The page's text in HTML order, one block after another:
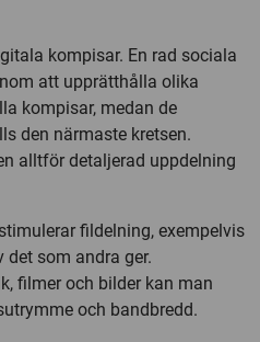
kompisar. En rad sociala
att upprätthålla olika
kompisar, medan de
den närmaste kretsen.
alltför detaljerad uppdelning
fildelning, exempelvis
som andra ger.
filmer och bilder kan man
och bandbredd.